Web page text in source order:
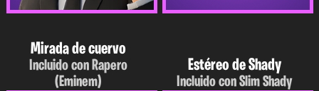
Mirada de cuervo
Incluido con Rapero
(Eminem)
Estéreo de Shady
Incluido con Slim Shady